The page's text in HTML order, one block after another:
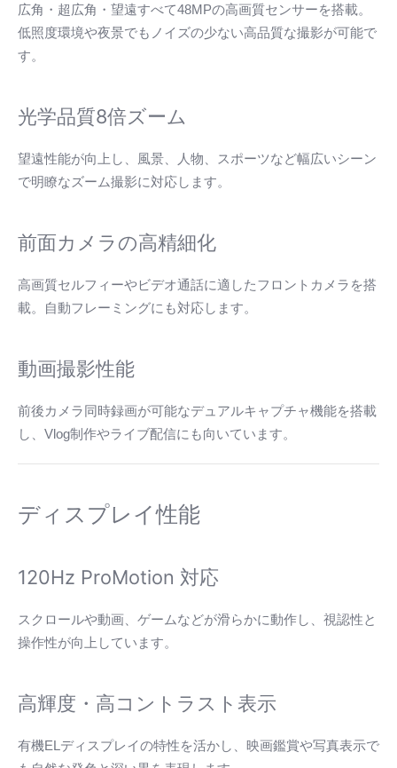
広角・超広角・望遠すべて48MPの高画質センサーを搭載。
低照度環境や夜景でもノイズの少ない高品質な撮影が可能で
す。
光学品質8倍ズーム
望遠性能が向上し、風景、人物、スポーツなど幅広いシーン
で明瞭なズーム撮影に対応します。
前面カメラの高精細化
高画質セルフィーやビデオ通話に適したフロントカメラを搭
載。自動フレーミングにも対応します。
動画撮影性能
前後カメラ同時録画が可能なデュアルキャプチャ機能を搭載
し、Vlog制作やライブ配信にも向いています。
ディスプレイ性能
120Hz ProMotion 対応
スクロールや動画、ゲームなどが滑らかに動作し、視認性と
操作性が向上しています。
高輝度・高コントラスト表示
有機ELディスプレイの特性を活かし、映画鑑賞や写真表示で